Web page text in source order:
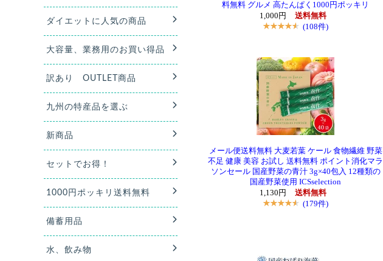
料無料 グルメ 高たんぱく1000円ポッキリ
1,000円
送料無料
(108件)
メール便送料無料 大麦若葉 ケール 食物繊維 野菜
不足 健康 美容 お試し 送料無料 ポイント消化マラ
ソンセール 国産野菜の青汁 3g×40包入 12種類の
国産野菜使用 ICSselection
1,130円
送料無料
(179件)